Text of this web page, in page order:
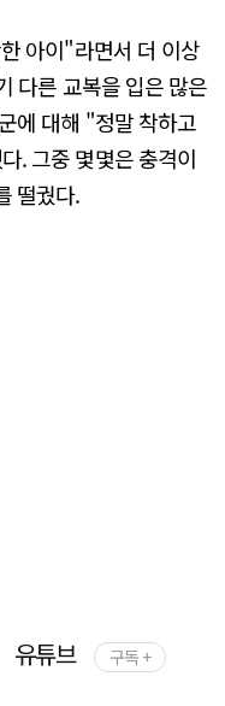
아이"라면서 더 이상
다른 교복을 입은 많은
에 대해 "정말 착하고
. 그중 몇몇은 충격이
떨궜다.
유튜브 구독 +